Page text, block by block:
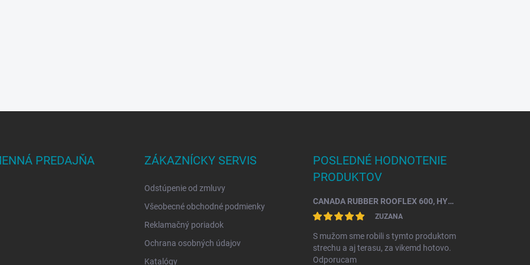
PREDAJŇA ZÁKAZNÍCKY SERVIS
Odstúpenie od zmluvy
Všeobecné obchodné podmienky
Reklamačný poriadok
Ochrana osobných údajov
Katalógy
POSLEDNÉ HODNOTENIE
PRODUKTOV
CANADA RUBBER ROOFLEX 600, HYDROIZOLÁCIA STRECHY SO ŽIVOTNOSŤOU AŽ 25 ROKOV
ZUZANA
S mužom sme robili s tymto produktom
strechu a aj terasu, za vikemd hotovo.
Odporucam